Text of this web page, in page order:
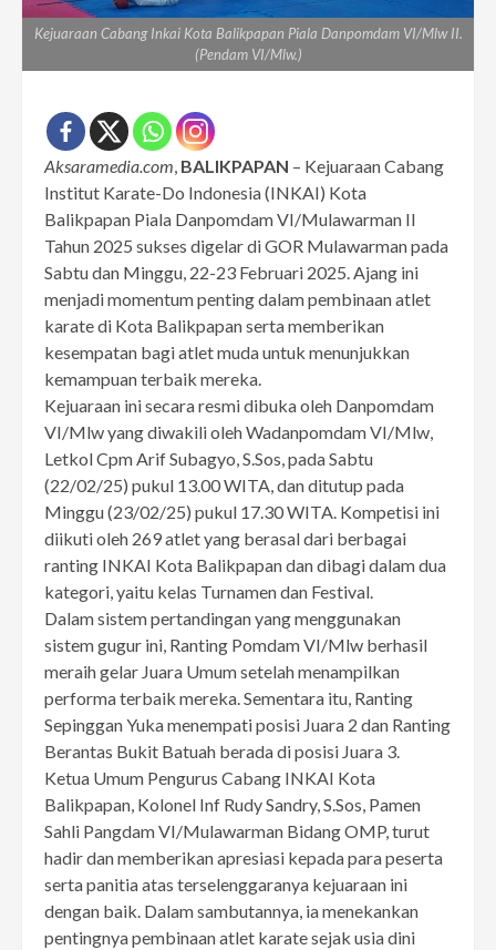
Kejuaraan Cabang Inkai Kota Balikpapan Piala Danpomdam VI/Mlw II.
(Pendam VI/Mlw.)
Aksaramedia.com, BALIKPAPAN – Kejuaraan Cabang
Institut Karate-Do Indonesia (INKAI) Kota
Balikpapan Piala Danpomdam VI/Mulawarman II
Tahun 2025 sukses digelar di GOR Mulawarman pada
Sabtu dan Minggu, 22-23 Februari 2025. Ajang ini
menjadi momentum penting dalam pembinaan atlet
karate di Kota Balikpapan serta memberikan
kesempatan bagi atlet muda untuk menunjukkan
kemampuan terbaik mereka.
Kejuaraan ini secara resmi dibuka oleh Danpomdam
VI/Mlw yang diwakili oleh Wadanpomdam VI/Mlw,
Letkol Cpm Arif Subagyo, S.Sos, pada Sabtu
(22/02/25) pukul 13.00 WITA, dan ditutup pada
Minggu (23/02/25) pukul 17.30 WITA. Kompetisi ini
diikuti oleh 269 atlet yang berasal dari berbagai
ranting INKAI Kota Balikpapan dan dibagi dalam dua
kategori, yaitu kelas Turnamen dan Festival.
Dalam sistem pertandingan yang menggunakan
sistem gugur ini, Ranting Pomdam VI/Mlw berhasil
meraih gelar Juara Umum setelah menampilkan
performa terbaik mereka. Sementara itu, Ranting
Sepinggan Yuka menempati posisi Juara 2 dan Ranting
Berantas Bukit Batuah berada di posisi Juara 3.
Ketua Umum Pengurus Cabang INKAI Kota
Balikpapan, Kolonel Inf Rudy Sandry, S.Sos, Pamen
Sahli Pangdam VI/Mulawarman Bidang OMP, turut
hadir dan memberikan apresiasi kepada para peserta
serta panitia atas terselenggaranya kejuaraan ini
dengan baik. Dalam sambutannya, ia menekankan
pentingnya pembinaan atlet karate sejak usia dini